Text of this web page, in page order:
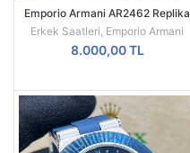
Emporio Armani AR2462 Replika
Erkek Kol Saati
Erkek Saatleri, Emporio Armani
8.000,00TL